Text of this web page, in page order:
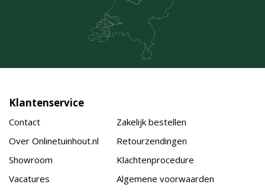
Klantenservice
Contact
Over Onlinetuinhout.nl
Showroom
Vacatures
Zakelijk bestellen
Retourzendingen
Klachtenprocedure
Algemene voorwaarden